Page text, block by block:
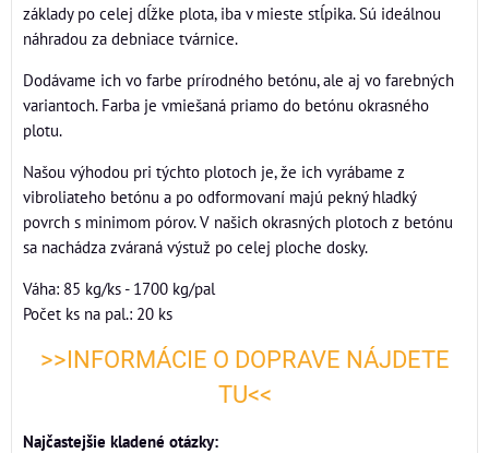
základy po celej dĺžke plota, iba v mieste stĺpika. Sú ideálnou
náhradou za debniace tvárnice.
Dodávame ich vo farbe prírodného betónu, ale aj vo farebných
variantoch. Farba je vmiešaná priamo do betónu okrasného
plotu.
Našou výhodou pri týchto plotoch je, že ich vyrábame z
vibroliateho betónu a po odformovaní majú pekný hladký
povrch s minimom pórov. V našich okrasných plotoch z betónu
sa nachádza zváraná výstuž po celej ploche dosky.
Váha: 85 kg/ks - 1700 kg/pal
Počet ks na pal.: 20 ks
>>INFORMÁCIE O DOPRAVE NÁJDETE
TU<<
Najčastejšie kladené otázky: